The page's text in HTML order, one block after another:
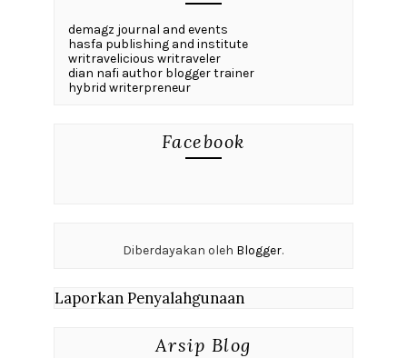
demagz journal and events
hasfa publishing and institute
writravelicious writraveler
dian nafi author blogger trainer
hybrid writerpreneur
Facebook
Diberdayakan oleh Blogger.
Laporkan Penyalahgunaan
Arsip Blog